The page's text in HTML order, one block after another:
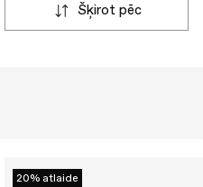
šķirot pēc
20% atlaide